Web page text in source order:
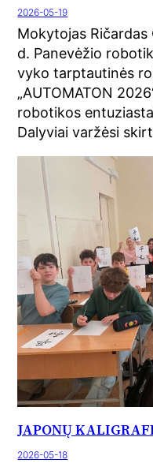
2026-05-19
Mokytojas Ričardas
d. Panevėžio
vyko tarptautinės
„AUTOMATON
robotikos
Dalyviai varžėsi
JAPONŲ
2026-05-18